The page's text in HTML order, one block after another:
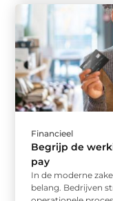
Financieel
Begrijp de
pay
In de moderne
belang. Bedrijven